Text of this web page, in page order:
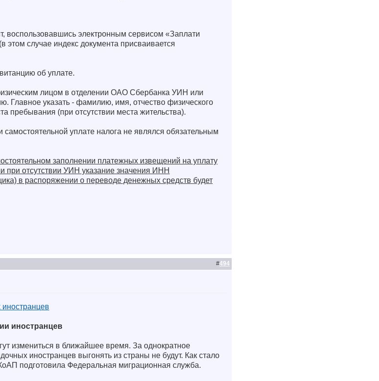
воспользовавшись электронным сервисом «Заплати
случае индекс документа присваивается
об уплате.
лицом в отделении ОАО Сбербанка УИН или
Главное указать - фамилию, имя, отчество физического
пребывания (при отсутствии места жительства).
уплате налога не являлся обязательным
заполнении платежных извещений на уплату
при отсутствии УИН указание значения ИНН
в распоряжении о переводе денежных средств будет
#494
иностранцев
измениться в ближайшее время. За однократное
иностранцев выгонять из страны не будут. Как стало
подготовила Федеральная миграционная служба.